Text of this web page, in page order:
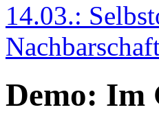
14.03.:
Demo: Im